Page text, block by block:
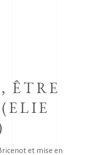
ÊTRE
et mise en